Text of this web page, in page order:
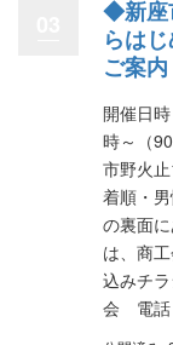
◆新座
らは
ご案内
開催日
時～（
市野火
着順・
の裏面
は、商
込みチ
会 電話